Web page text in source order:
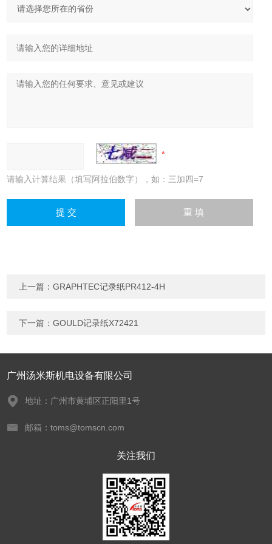
请输入计算结果（填写阿拉伯数字），如：三加四=7
上一篇：GRAPHTEC记录纸PR412-4H
下一篇：GOULD记录纸X72421
广州汤米斯机电设备有限公司
地址：广州市黄埔区正阳里1号
邮箱：toms@tomscn.com
关注我们